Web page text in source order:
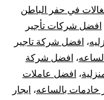
في حفر الباطن
افضل شركات تأجير
، افضل شركة تاجير
، افضل شركة
، افضل عاملات
خادمات بالساعه، ايجار